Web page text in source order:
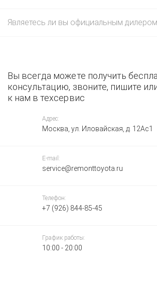
Являетесь ли вы официальным
Вы всегда можете получить
консультацию, звоните, пишите
к нам в техсервис
Адрес:
Москва, ул. Иловайская, д. 12Ас1
E-mail:
service@remonttoyota.ru
Телефон:
+7 (926) 844-85-45
График работы:
10:00 - 20:00